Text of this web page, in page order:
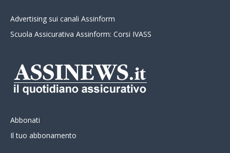
Advertising sui canali Assinform
Scuola Assicurativa Assinform: Corsi IVASS
Abbonati
Il tuo abbonamento